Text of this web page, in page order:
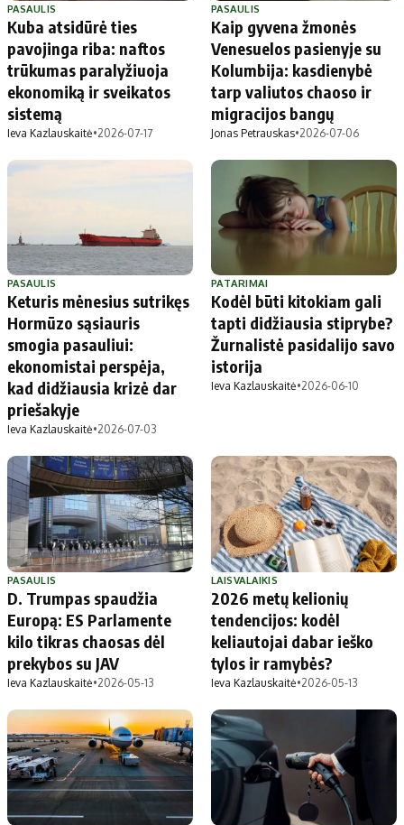
PASAULIS
Kuba atsidūrė ties
pavojinga riba: naftos
trūkumas paralyžiuoja
ekonomiką ir sveikatos
sistemą
Ieva Kazlauskaitė•2026-07-17
PASAULIS
Kaip gyvena žmonės
Venesuelos pasienyje su
Kolumbija: kasdienybė
tarp valiutos chaoso ir
migracijos bangų
Jonas Petrauskas•2026-07-06
PASAULIS
Keturis mėnesius sutrikęs
Hormūzo sąsiauris
smogia pasauliui:
ekonomistai perspėja,
kad didžiausia krizė dar
priešakyje
Ieva Kazlauskaitė•2026-07-03
PATARIMAI
Kodėl būti kitokiam gali
tapti didžiausia stiprybe?
Žurnalistė pasidalijo savo
istorija
Ieva Kazlauskaitė•2026-06-10
PASAULIS
D. Trumpas spaudžia
Europą: ES Parlamente
kilo tikras chaosas dėl
prekybos su JAV
Ieva Kazlauskaitė•2026-05-13
LAISVALAIKIS
2026 metų kelionių
tendencijos: kodėl
keliautojai dabar ieško
tylos ir ramybės?
Ieva Kazlauskaitė•2026-05-13